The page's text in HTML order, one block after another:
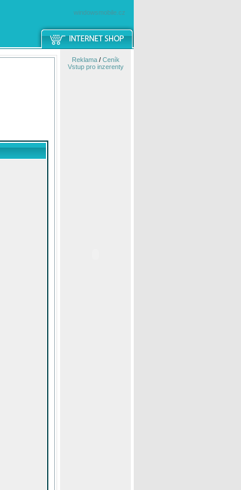
windowsmobile.cz
Reklama/ Ceník
Vstup pro inzerenty